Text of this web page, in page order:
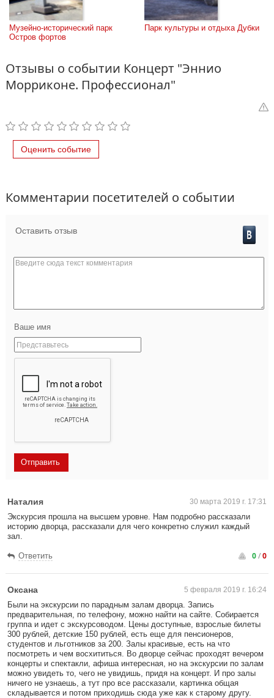
Музейно-исторический парк
Остров фортов
Парк культуры и отдыха Дубки
Отзывы о событии Концерт "Эннио
Морриконе. Профессионал"
Оценить событие
Комментарии посетителей о событии
Оставить отзыв
Ваше имя
Наталия 30 марта 2019 г. 17:31
Экскурсия прошла на высшем уровне. Нам подробно рассказали
историю дворца, рассказали для чего конкретно служил каждый
зал.
Ответить 0/0
Оксана 5 февраля 2019 г. 16:24
Были на экскурсии по парадным залам дворца. Запись
предварительная, по телефону, можно найти на сайте. Собирается
группа и идет с экскурсоводом. Цены доступные, взрослые билеты
300 рублей, детские 150 рублей, есть еще для пенсионеров,
студентов и льготников за 200. Залы красивые, есть на что
посмотреть и чем восхититься. Во дворце сейчас проходят вечером
концерты и спектакли, афиша интересная, но на экскурсии по залам
можно увидеть то, чего не увидишь, придя на концерт. И про залы
ничего не узнаешь, а тут про все рассказали, картинка общая
складывается и потом приходишь сюда уже как к старому другу.